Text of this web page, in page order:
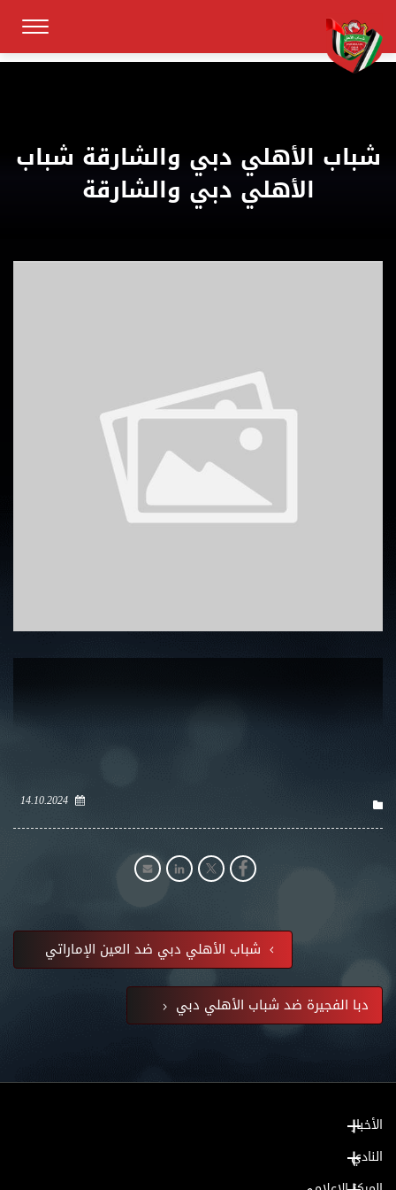
شباب الأهلي دبي والشارقة شباب
الأهلي دبي والشارقة
14.10.2024
شباب الأهلي دبي ضد العين الإماراتي
دبا الفجيرة ضد شباب الأهلي دبي
الأخبار
النادي